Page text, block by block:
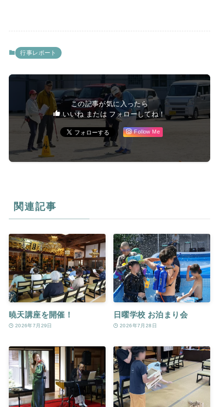
行事レポート
この記事が気に入ったら
いいね または フォローしてね！
Follow Me
関連記事
暁天講座を開催！
2026年7月29日
日曜学校 お泊まり会
2026年7月28日